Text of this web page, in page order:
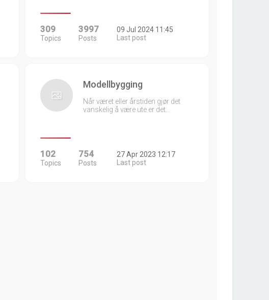
309
Topics
3997
Posts
09 Jul 2024 11:45
Last post
Modellbygging
Når været eller årstiden gjør det
vanskelig å være ute er det…
102
Topics
754
Posts
27 Apr 2023 12:17
Last post